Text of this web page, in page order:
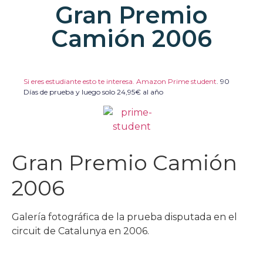
Gran Premio
Camión 2006
Si eres estudiante esto te interesa. Amazon Prime student. 90
Días de prueba y luego solo 24,95€ al año
Gran Premio Camión
2006
Galería fotográfica de la prueba disputada en el
circuit de Catalunya en 2006.